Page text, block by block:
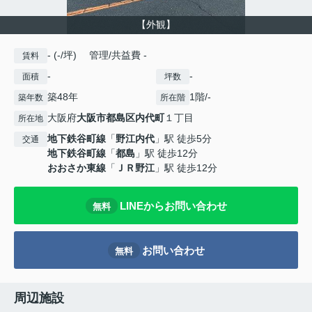
【外観】
賃料 - (-/坪) 管理/共益費 -
面積 - 坪数 -
築年数 築48年 所在階 1階/-
所在地 大阪府大阪市都島区内代町１丁目
交通 地下鉄谷町線 「野江内代 」駅 徒歩5分
地下鉄谷町線 「都島 」駅 徒歩12分
おおさか東線 「 ＪＲ野江 」駅 徒歩12分
無料 LINEからお問い合わせ
無料 お問い合わせ
周辺施設